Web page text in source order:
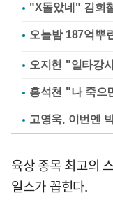
"X돌았네" 김희
오지헌 "일타강
홍석천 "나 죽으
고영욱, 이번엔
육상 종목 최고의
일스가 꼽힌다.